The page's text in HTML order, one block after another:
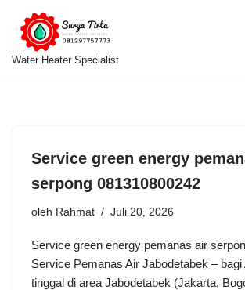
Lompat
ke
Water Heater Specialist
Service green energy
serpong 081310800242
oleh Rahmat Juli 20, 2026
Service green energy pemanas air
Service Pemanas Air Jabodetabek – bagi
tinggal di area Jabodetabek (Jakarta,